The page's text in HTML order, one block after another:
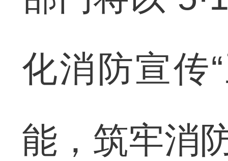
化消防宣传
能，筑牢消